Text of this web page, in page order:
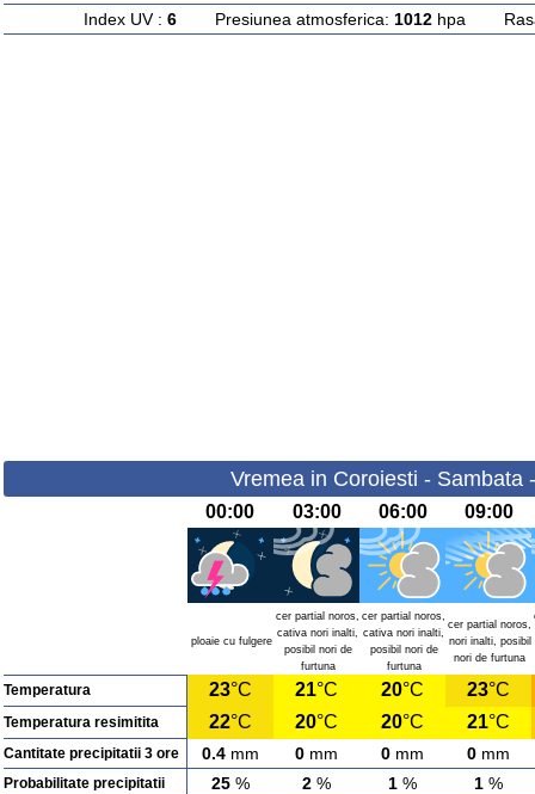
Index UV : 6 Presiunea atmosferica: 1012 hpa
Vremea in Coroiesti - Sambata
00:00 03:00 06:00 09:00
ploaie cu fulgere
cer partial noros,
cativa nori inalti,
posibil nori de
furtuna
cer partial noros,
cativa nori inalti,
posibil nori de
furtuna
cer partial noros,
nori inalti, posibil
nori de furtuna
Temperatura 23°C 21°C 20°C 23°C
Temperatura resimitita 22°C 20°C 20°C 21°C
Cantitate precipitatii 3 ore 0.4 mm 0 mm 0 mm 0 mm
Probabilitate precipitatii 25 % 2 % 1 % 1 %